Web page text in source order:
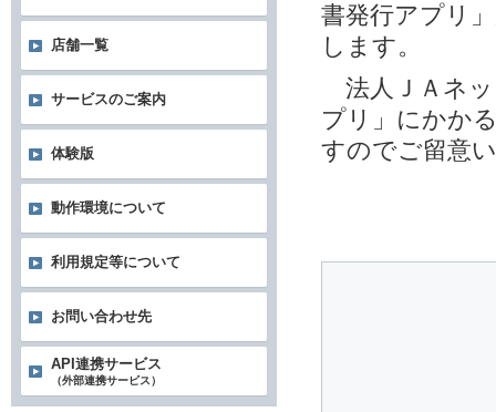
書発行アプリ
します。
法人ＪＡネッ
プリ」にかか
すのでご留意
店舗一覧
サービスのご案内
体験版
動作環境について
利用規定等について
お問い合わせ先
API連携サービス
（外部連携サービス）